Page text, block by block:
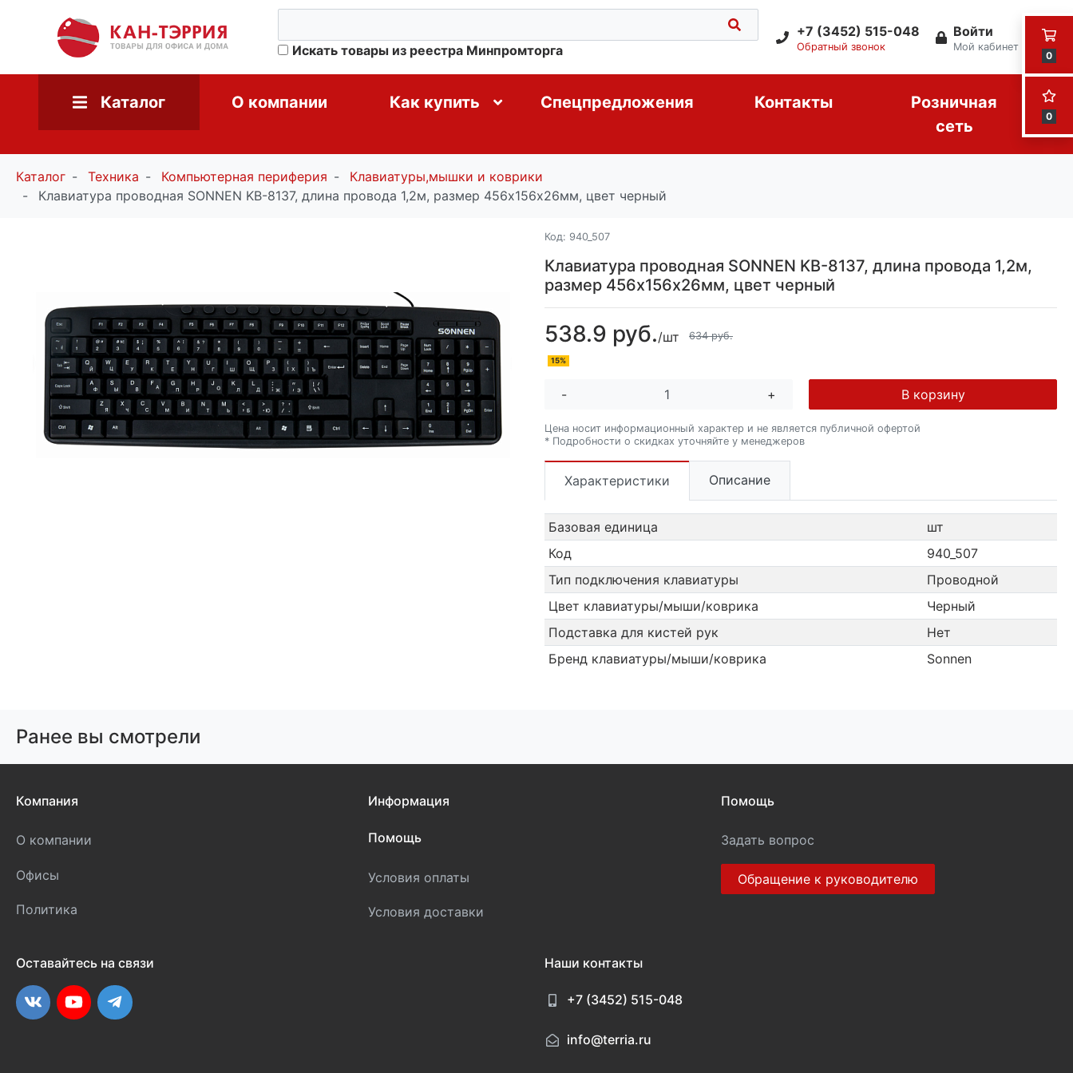
0
0
Искать товары из реестра Минпромторга
+7 (3452) 515-048
Обратный звонок
Войти
Мой кабинет
Каталог О компании Как купить Спецпредложения Контакты
Розничная
сеть
Каталог Техника Компьютерная периферия
Клавиатуры,мышки и коврики
Клавиатура проводная SONNEN KB-8137, длина провода 1,2м, размер 456х156х26мм, цвет черный
Код: 940_507
Клавиатура проводная SONNEN KB-8137, длина провода 1,2м,
размер 456х156х26мм, цвет черный
538.9 руб./шт 634 руб.
15%
- + В корзину
Цена носит информационный характер и не является публичной офертой
* Подробности о скидках уточняйте у менеджеров
Характеристики Описание
Базовая единица
шт
Код
940_507
Тип подключения клавиатуры
Проводной
Цвет клавиатуры/мыши/коврика
Черный
Подставка для кистей рук
Нет
Бренд клавиатуры/мыши/коврика
Sonnen
Ранее вы смотрели
Компания
О компании
Офисы
Политика
Информация
Помощь
Условия оплаты
Условия доставки
Помощь
Задать вопрос
Обращение к руководителю
Оставайтесь на связи
ВКонтакте
YouTubeTelegram
Наши контакты
+7 (3452) 515-048
info@terria.ru